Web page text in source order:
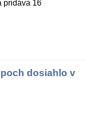
pridáva 16
dosiahlo v